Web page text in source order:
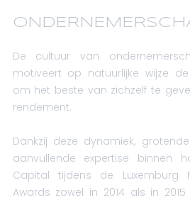
De cultuur van
motiveert op natuurlijke wijze
om het beste van zichzelf te
rendement.
Dankzij deze dynamiek,
aanvullende expertise binnen
Capital tijdens de Luxemburg
Awards zowel in 2014 als in